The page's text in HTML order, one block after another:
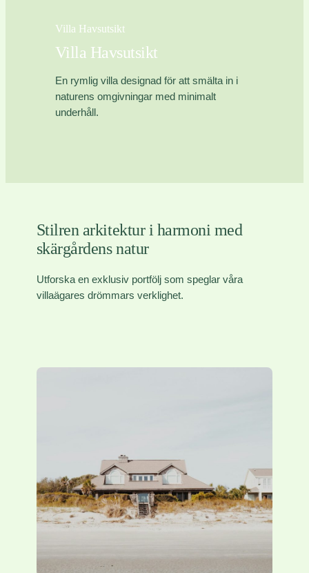
Villa Havsutsikt
Villa Havsutsikt
En rymlig villa designad för att smälta in i
naturens omgivningar med minimalt
underhåll.
Stilren arkitektur i harmoni med
skärgårdens natur
Utforska en exklusiv portfölj som speglar våra
villaägares drömmars verklighet.